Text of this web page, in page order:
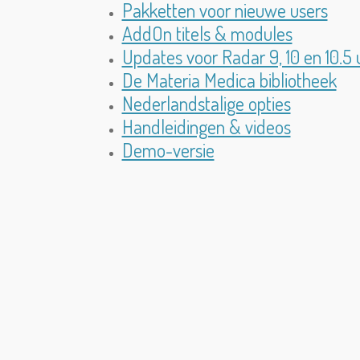
Pakketten voor nieuwe users
AddOn titels & modules
Updates voor Radar 9, 10 en 10.5
De Materia Medica bibliotheek
Nederlandstalige opties
Handleidingen & videos
Demo-versie